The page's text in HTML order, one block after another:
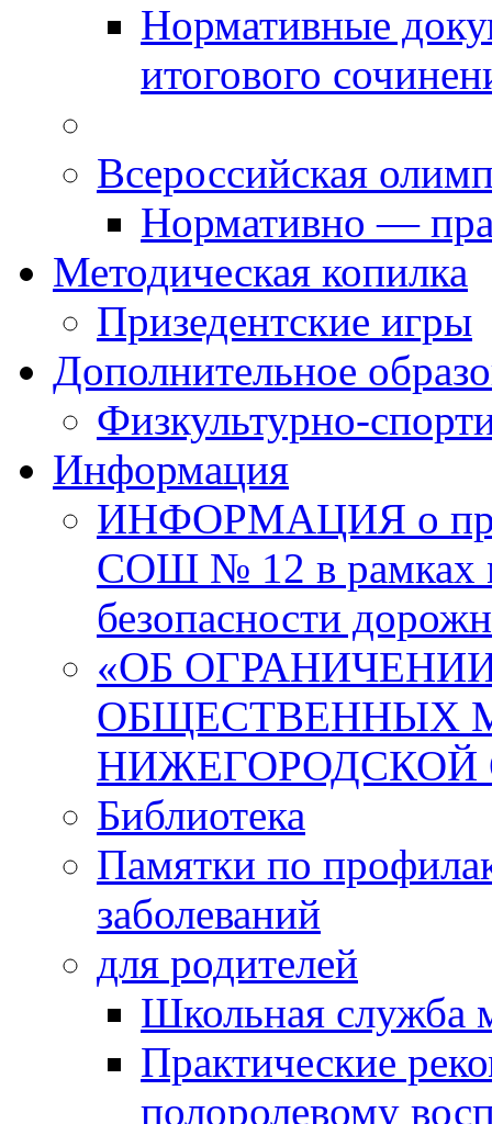
Нормативные
итогового
Всероссийская
Нормативно —
Методическая копилка
Призедентские игры
Дополнительное
Физкультурно-
Информация
ИНФОРМАЦИЯ о
СОШ № 12 в рамках
безопасности
«ОБ
ОБЩЕСТВЕННЫХ
НИЖЕГОРОДСКОЙ
Библиотека
Памятки по
заболеваний
для родителей
Школьная служба
Практические
полоролевому